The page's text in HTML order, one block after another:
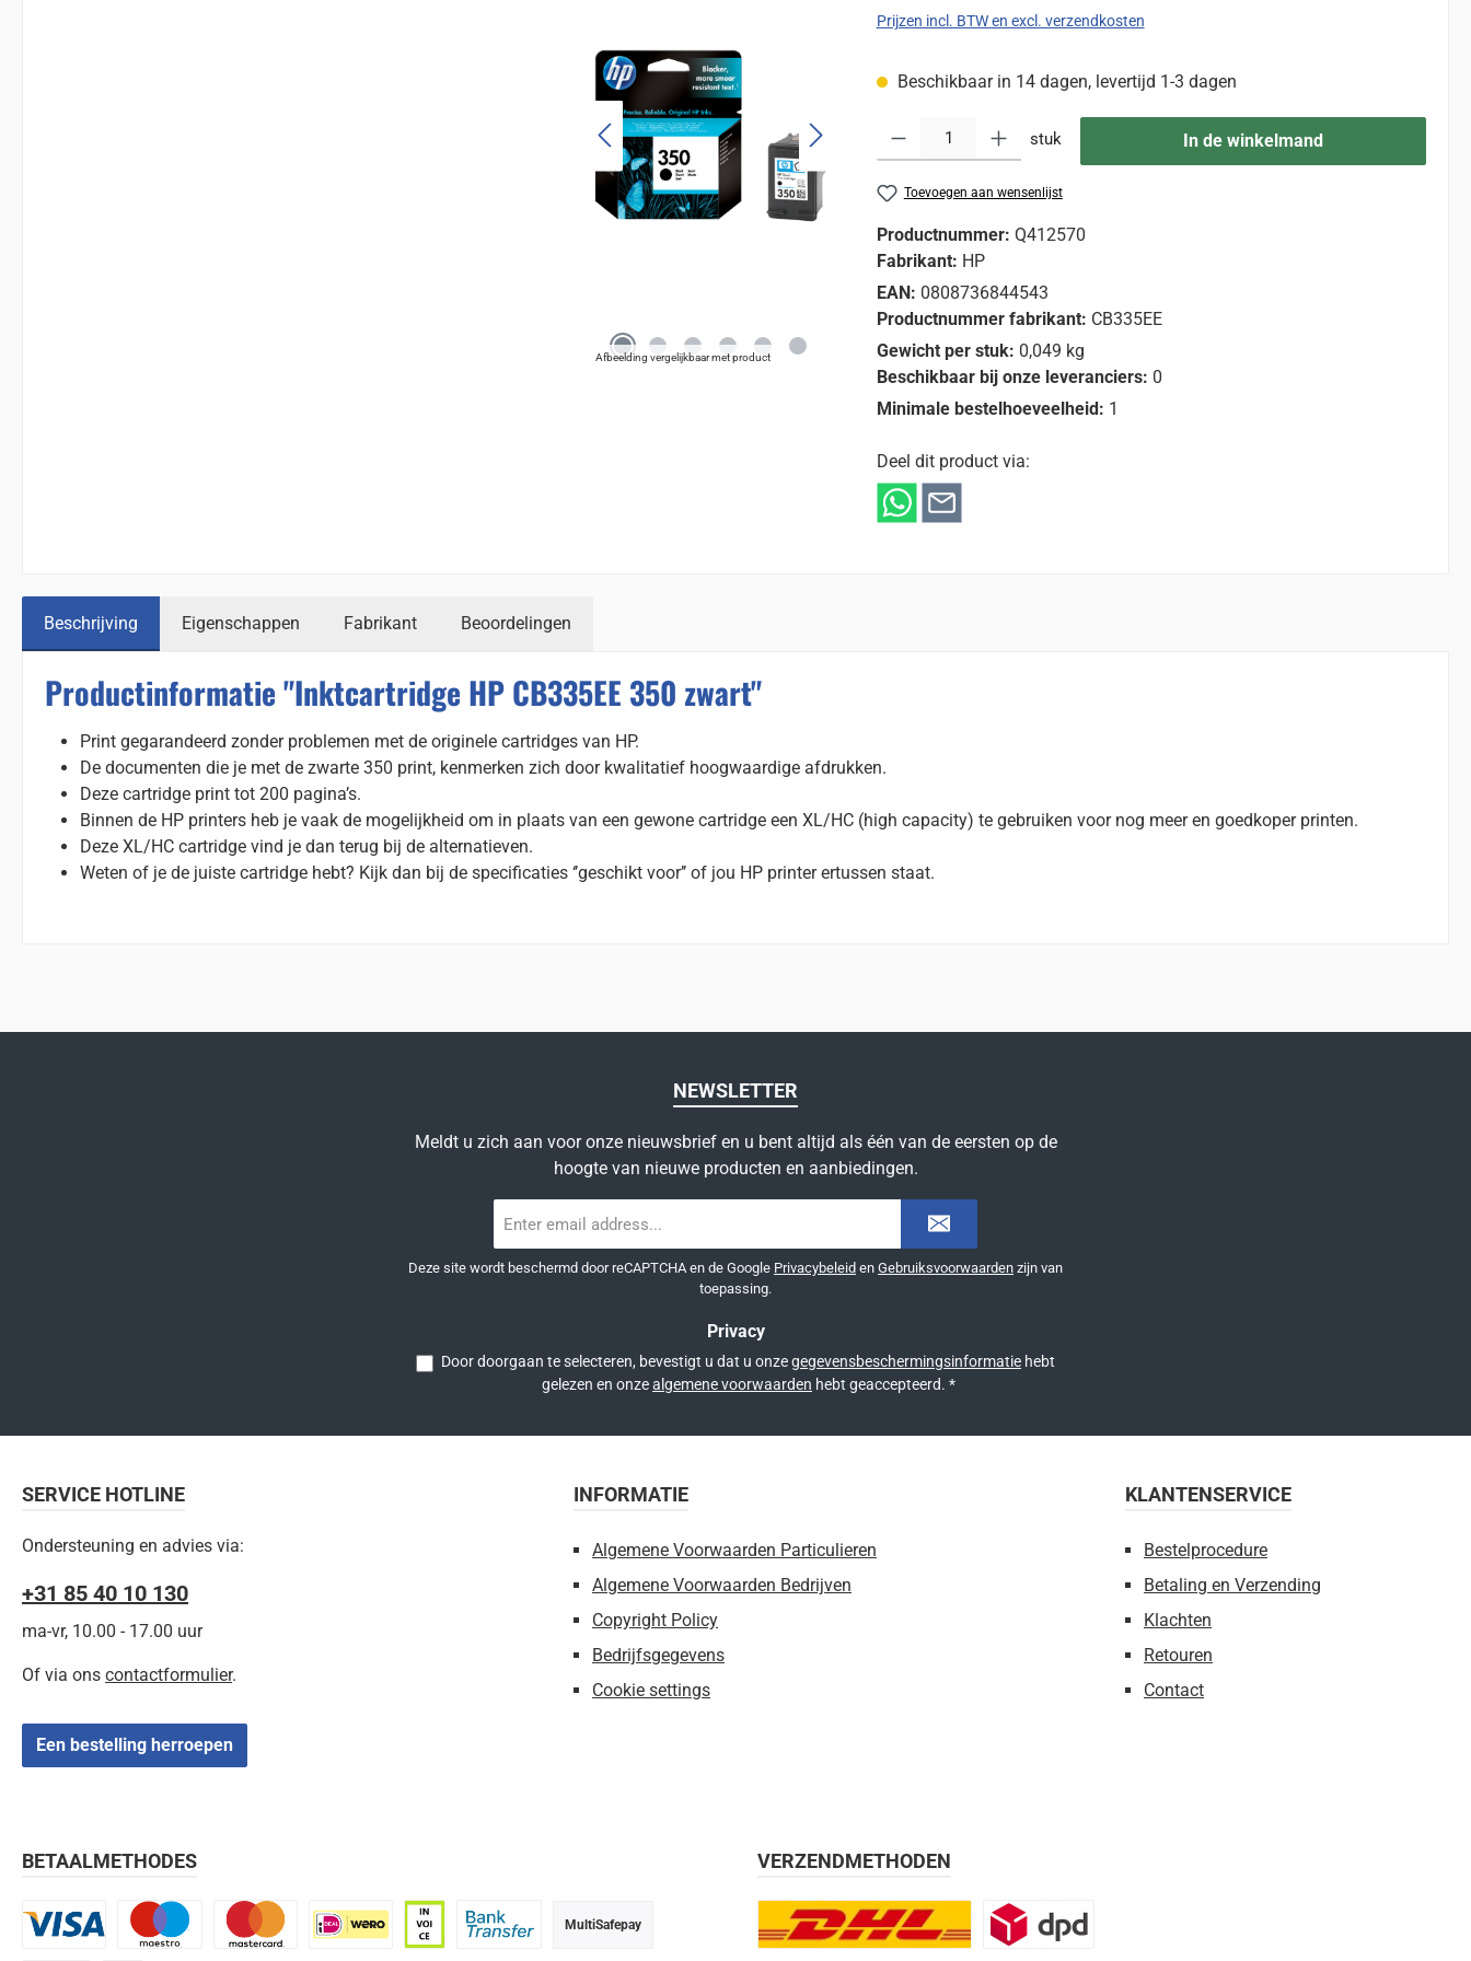
Afbeelding vergelijkbaar met product
Prijzen incl. BTW en excl. verzendkosten
Beschikbaar in 14 dagen, levertijd 1-3 dagen
Producthoeveelheid: Voer de gewenste hoeveelheid in of gebruik de knoppen om de
stuk In de winkelmand
Toevoegen aan wensenlijst
Productnummer: Q412570
Fabrikant: HP
EAN: 0808736844543
Productnummer fabrikant: CB335EE
Gewicht per stuk: 0,049 kg
Beschikbaar bij onze leveranciers: 0
Minimale bestelhoeveelheid: 1
Deel dit product via:
Beschrijving Eigenschappen Fabrikant Beoordelingen
Productinformatie "Inktcartridge HP CB335EE 350 zwart"
Print gegarandeerd zonder problemen met de originele cartridges van HP.
De documenten die je met de zwarte 350 print, kenmerken zich door kwalitatief hoogwaardige afdrukken.
Deze cartridge print tot 200 pagina’s.
Binnen de HP printers heb je vaak de mogelijkheid om in plaats van een gewone cartridge een XL/HC (high capacity) te gebruiken voor nog meer en goedkoper printen.
Deze XL/HC cartridge vind je dan terug bij de alternatieven.
Weten of je de juiste cartridge hebt? Kijk dan bij de specificaties ‘’geschikt voor’’ of jou HP printer ertussen staat.
NEWSLETTER
Meldt u zich aan voor onze nieuwsbrief en u bent altijd als één van de eersten op de
hoogte van nieuwe producten en aanbiedingen.
mailadres
Deze site wordt beschermd door reCAPTCHA en de Google Privacybeleid en Gebruiksvoorwaarden zijn van
toepassing.
Privacy
Door doorgaan te selecteren, bevestigt u dat u onzegegevensbeschermingsinformatie hebt
gelezen en onzealgemene voorwaarden hebt geaccepteerd. *
SERVICE HOTLINE
Ondersteuning en advies via:
+31 85 40 10 130
ma-vr, 10.00 - 17.00 uur
Of via ons contactformulier.
Een bestelling herroepen
INFORMATIE
Algemene Voorwaarden Particulieren
Algemene Voorwaarden Bedrijven
Copyright Policy
Bedrijfsgegevens
Cookie settings
KLANTENSERVICE
Bestelprocedure
Betaling en Verzending
Klachten
Retouren
Contact
BETAALMETHODES
MultiSafepay
VERZENDMETHODEN